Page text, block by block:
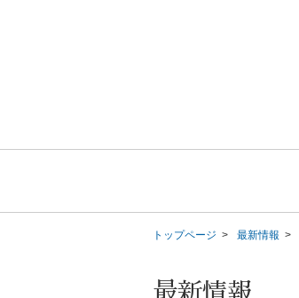
トップページ 最新情報
最新情報